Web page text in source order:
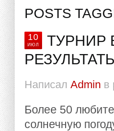
POSTS
10
ИЮЛ
ТУРНИР
Написал Admin в
Более 50
солнечную